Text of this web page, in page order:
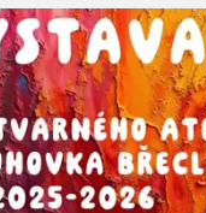
co vše naše
samotným
ní dobrého.